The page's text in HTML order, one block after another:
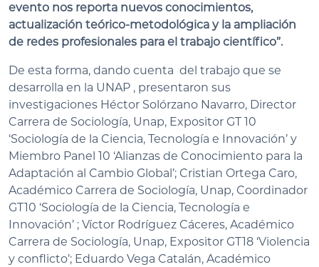
evento nos reporta nuevos conocimientos,
actualización teórico-metodológica y la ampliación
de redes profesionales para el trabajo científico”.
De esta forma, dando cuenta del trabajo que se
desarrolla en la UNAP , presentaron sus
investigaciones Héctor Solórzano Navarro, Director
Carrera de Sociología, Unap, Expositor GT 10
‘Sociología de la Ciencia, Tecnología e Innovación’ y
Miembro Panel 10 ‘Alianzas de Conocimiento para la
Adaptación al Cambio Global’; Cristian Ortega Caro,
Académico Carrera de Sociología, Unap, Coordinador
GT10 ‘Sociología de la Ciencia, Tecnología e
Innovación’ ; Víctor Rodríguez Cáceres, Académico
Carrera de Sociología, Unap, Expositor GT18 ‘Violencia
y conflicto’; Eduardo Vega Catalán, Académico